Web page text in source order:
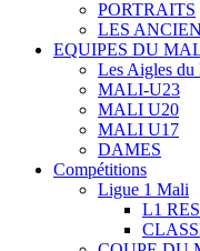
PORTRAITS
LES
EQUIPES DU
Les Aigles du
MALI-U23
MALI U20
MALI U17
DAMES
Compétitions
Ligue 1 Mali
L1